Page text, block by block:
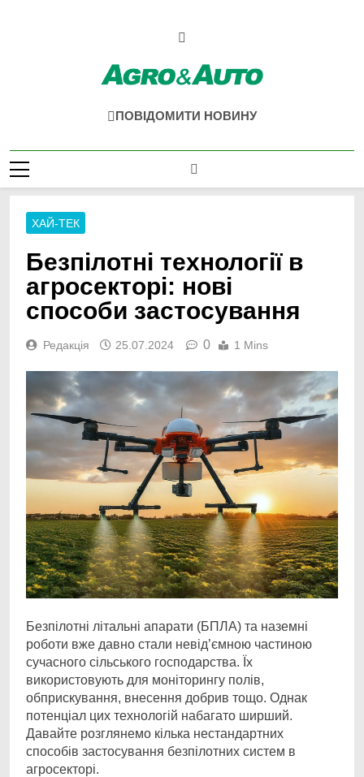
Agro & Auto
ПОВІДОМИТИ НОВИНУ
ХАЙ-ТЕК
Безпілотні технології в
агросекторі: нові
способи застосування
Редакція 25.07.2024 0 1 Mins
Безпілотні літальні апарати (БПЛА) та наземні
роботи вже давно стали невід’ємною частиною
сучасного сільського господарства. Їх
використовують для моніторингу полів,
обприскування, внесення добрив тощо. Однак
потенціал цих технологій набагато ширший.
Давайте розглянемо кілька нестандартних
способів застосування безпілотних систем в
агросекторі.